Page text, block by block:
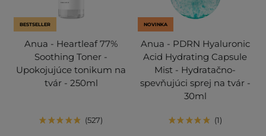
BESTSELLER
Anua - Heartleaf 77%
Soothing Toner -
Upokojujúce tonikum na
tvár - 250ml
527
NOVINKA
Anua - PDRN Hyaluronic
Acid Hydrating Capsule
Mist - Hydratačno-
spevňujúci sprej na tvár -
30ml
1